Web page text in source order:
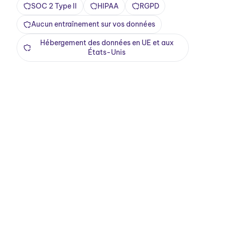
SOC 2 Type II HIPAA RGPD
Aucun entraînement sur vos données
Hébergement des données en UE et aux
États-Unis